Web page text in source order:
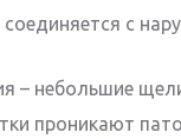
с
– небольшие
проникают